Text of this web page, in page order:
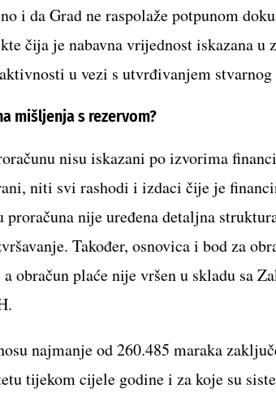
i da Grad ne raspolaže potpunom
čija je nabavna vrijednost iskazana
u vezi s utvrđivanjem stvarnog
mišljenja s rezervom?
nisu iskazani po izvorima
niti svi rashodi i izdaci čije je
proračuna nije uređena detaljna
Također, osnovica i bod za
obračun plaće nije vršen u skladu sa
najmanje od 260.485 maraka
tijekom cijele godine i za koje su